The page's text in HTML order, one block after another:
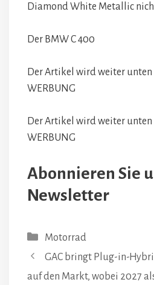
Diamond White Metallic
Der BMW C 400
Der Artikel wird weiter
WERBUNG
Der Artikel wird weiter
WERBUNG
Abonnieren Sie
Newsletter
Kategorien
Motorrad
GAC bringt Plug-in-
auf den Markt, wobei 2027